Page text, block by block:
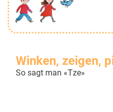
Winken, zeigen,
So sagt man «Tze»